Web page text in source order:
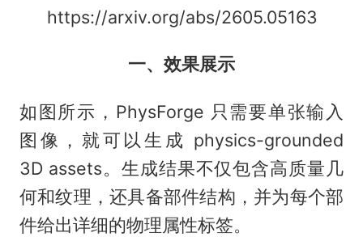
https://arxiv.org/abs/2605.05163
一、效果展示
如图所示，PhysForge 只需要单张输入
图像，就可以生成 physics-grounded
3D assets。生成结果不仅包含高质量几
何和纹理，还具备部件结构，并为每个部
件给出详细的物理属性标签。